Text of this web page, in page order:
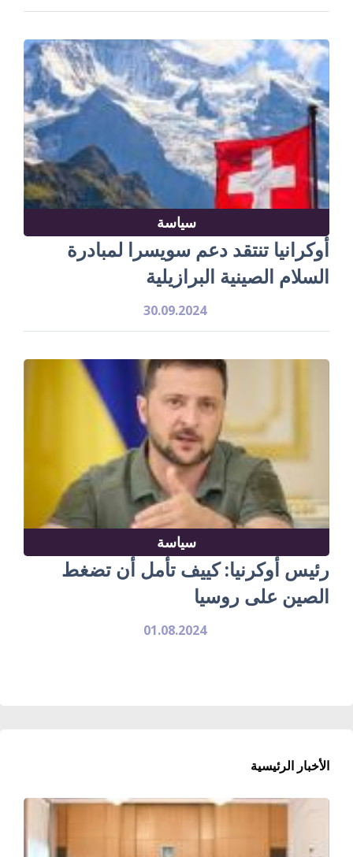
سياسة
أوكرانيا تنتقد دعم سويسرا لمبادرة
السلام الصينية البرازيلية
30.09.2024
سياسة
رئيس أوكرنيا: كييف تأمل أن تضغط
الصين على روسيا
01.08.2024
الأخبار الرئيسية